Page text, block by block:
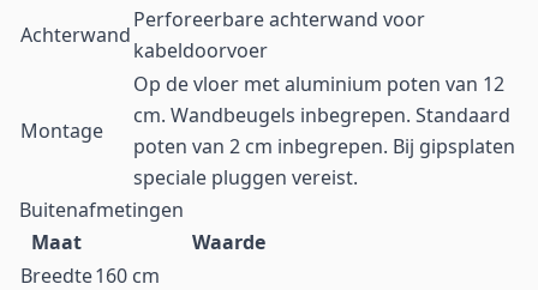
Achterwand
Perforeerbare achterwand voor
kabeldoorvoer
Montage
Op de vloer met aluminium poten van 12
cm. Wandbeugels inbegrepen. Standaard
poten van 2 cm inbegrepen. Bij gipsplaten
speciale pluggen vereist.
Buitenafmetingen
Maat
Waarde
Breedte160 cm